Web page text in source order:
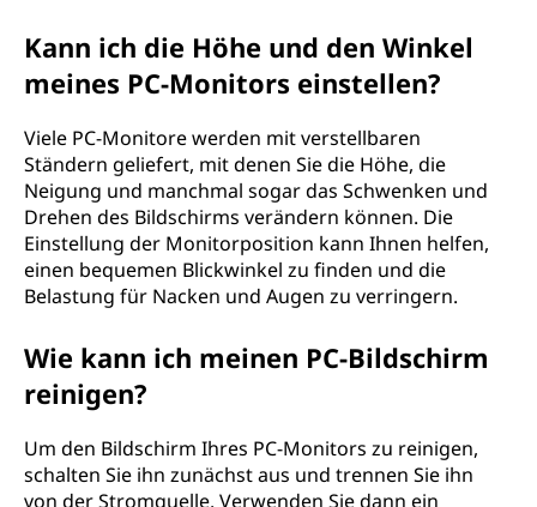
Kann ich die Höhe und den Winkel
meines PC-Monitors einstellen?
Viele PC-Monitore werden mit verstellbaren
Ständern geliefert, mit denen Sie die Höhe, die
Neigung und manchmal sogar das Schwenken und
Drehen des Bildschirms verändern können. Die
Einstellung der Monitorposition kann Ihnen helfen,
einen bequemen Blickwinkel zu finden und die
Belastung für Nacken und Augen zu verringern.
Wie kann ich meinen PC-Bildschirm
reinigen?
Um den Bildschirm Ihres PC-Monitors zu reinigen,
schalten Sie ihn zunächst aus und trennen Sie ihn
von der Stromquelle. Verwenden Sie dann ein